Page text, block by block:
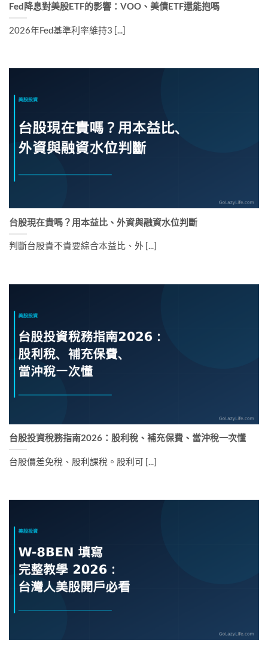
Fed降息對美股ETF的影響：VOO、美債ETF還能抱嗎
2026年Fed基準利率維持3 [...]
台股現在貴嗎？用本益比、外資與融資水位判斷
判斷台股貴不貴要綜合本益比、外 [...]
台股投資稅務指南2026：股利稅、補充保費、當沖稅一次懂
台股價差免稅、股利課稅。股利可 [...]